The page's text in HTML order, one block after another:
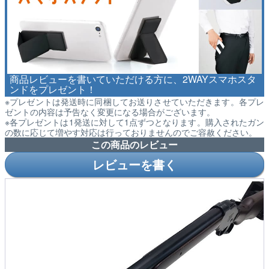
商品レビューを書いていただける方に、2WAYスマホスタ
ンドをプレゼント！
※プレゼントは発送時に同梱してお送りさせていただきます。各プレ
ゼントの内容は予告なく変更になる場合がございます。
※各プレゼントは1発送に対して1点ずつとなります。購入されたガン
の数に応じて増やす対応は行っておりませんのでご容赦ください。
この商品のレビュー
レビューを書く